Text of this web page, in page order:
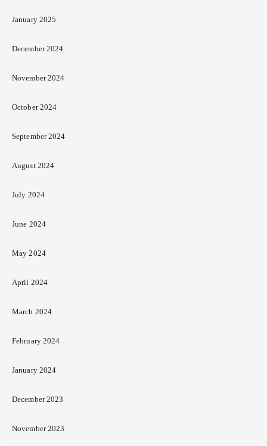
January 2025
December 2024
November 2024
October 2024
September 2024
August 2024
July 2024
June 2024
May 2024
April 2024
March 2024
February 2024
January 2024
December 2023
November 2023